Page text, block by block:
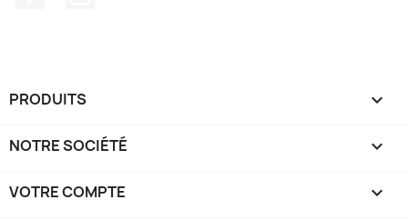
PRODUITS 
NOTRE SOCIÉTÉ 
VOTRE COMPTE 